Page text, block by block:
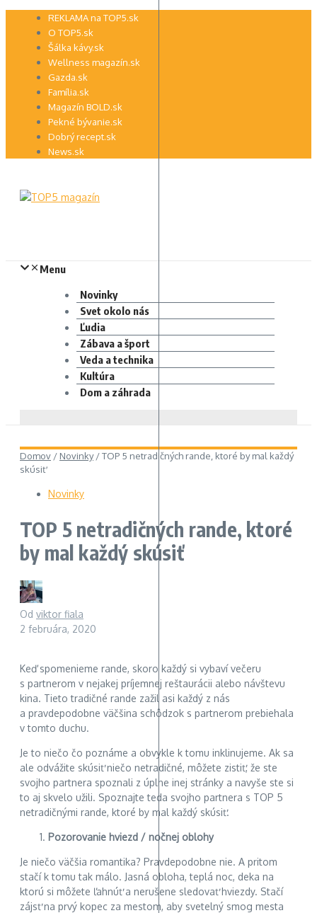
Preskočiť REKLAMA na TOP5.sk
O TOP5.sk
Šálka kávy.sk
Wellness magazín.sk
Gazda.sk
Família.sk
Magazín BOLD.sk
Pekné bývanie.sk
Dobrý recept.sk
News.sk
Menu
Novinky
Svet okolo nás
Ľudia
Zábava a šport
Veda a technika
Kultúra
Dom a záhrada
Domov / Novinky/TOP 5 netradičných rande, ktoré by mal každý
skúsiť
Novinky
TOP 5 netradičných rande, ktoré
by mal každý skúsiť
Od viktor fiala
2 februára, 2020
Keď spomenieme rande, skoro každý si vybaví večeru
s partnerom v nejakej príjemnej reštaurácii alebo návštevu
kina. Tieto tradičné rande zažil asi každý z nás
a pravdepodobne väčšina schôdzok s partnerom prebiehala
v tomto duchu.
Je to niečo čo poznáme a obvykle k tomu inklinujeme. Ak sa
ale odvážite skúsiť niečo netradičné, môžete zistiť, že ste
svojho partnera spoznali z úplne inej stránky a navyše ste si
to aj skvelo užili. Spoznajte teda svojho partnera s TOP 5
netradičnými rande, ktoré by mal každý skúsiť.
Pozorovanie hviezd / nočnej oblohy
Je niečo väčšia romantika? Pravdepodobne nie. A pritom
stačí k tomu tak málo. Jasná obloha, teplá noc, deka na
ktorú si môžete ľahnúť a nerušene sledovať hviezdy. Stačí
zájsť na prvý kopec za mestom, aby svetelný smog mesta